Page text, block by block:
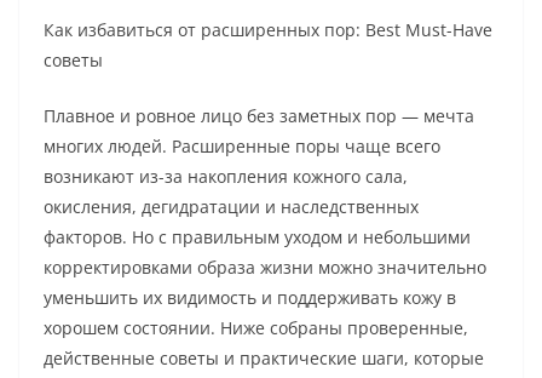
Как избавиться от расширенных пор: Best Must-Have
советы
Плавное и ровное лицо без заметных пор — мечта
многих людей. Расширенные поры чаще всего
возникают из-за накопления кожного сала,
окисления, дегидратации и наследственных
факторов. Но с правильным уходом и небольшими
корректировками образа жизни можно значительно
уменьшить их видимость и поддерживать кожу в
хорошем состоянии. Ниже собраны проверенные,
действенные советы и практические шаги, которые